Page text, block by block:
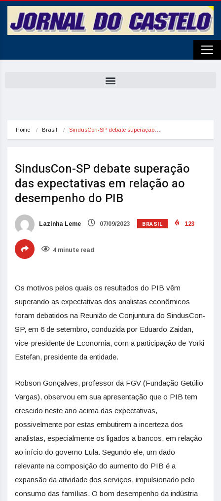
Home Brasil SindusCon-SP debate superação…
SindusCon-SP debate superação
das expectativas em relação ao
desempenho do PIB
Lazinha Leme 07/09/2023 BRASIL 123
4 minute read
Os motivos pelos quais os resultados do PIB vêm
superando as expectativas dos analistas econômicos
foram debatidos na Reunião de Conjuntura do SindusCon-
SP, em 6 de setembro, conduzida por Eduardo Zaidan,
vice-presidente de Economia, com a participação de Yorki
Estefan, presidente da entidade.
Robson Gonçalves, professor da FGV (Fundação Getúlio
Vargas), observou em sua apresentação que o PIB tem
crescido neste ano acima das expectativas,
possivelmente por estas embutirem a incerteza dos
analistas, especialmente os ligados a bancos, em relação
ao início do governo Lula. Segundo ele, um dado
relevante na composição do aumento do PIB é a
expansão da atividade dos serviços, impulsionado pelo
consumo das famílias. O bom desempenho da indústria